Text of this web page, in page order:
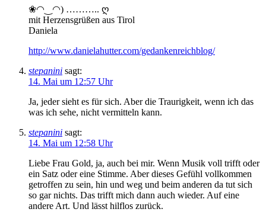
❀◠‿◠) ……….. ღ
mit Herzensgrüßen aus Tirol
Daniela
http://www.danielahutter.com/gedankenreichblog/
stepanini sagt:
14. Mai um 12:57 Uhr
Ja, jeder sieht es für sich. Aber die Traurigkeit, wenn ich das
was ich sehe, nicht vermitteln kann.
stepanini sagt:
14. Mai um 12:58 Uhr
Liebe Frau Gold, ja, auch bei mir. Wenn Musik voll trifft oder
ein Satz oder eine Stimme. Aber dieses Gefühl vollkommen
getroffen zu sein, hin und weg und beim anderen da tut sich
so gar nichts. Das trifft mich dann auch wieder. Auf eine
andere Art. Und lässt hilflos zurück.